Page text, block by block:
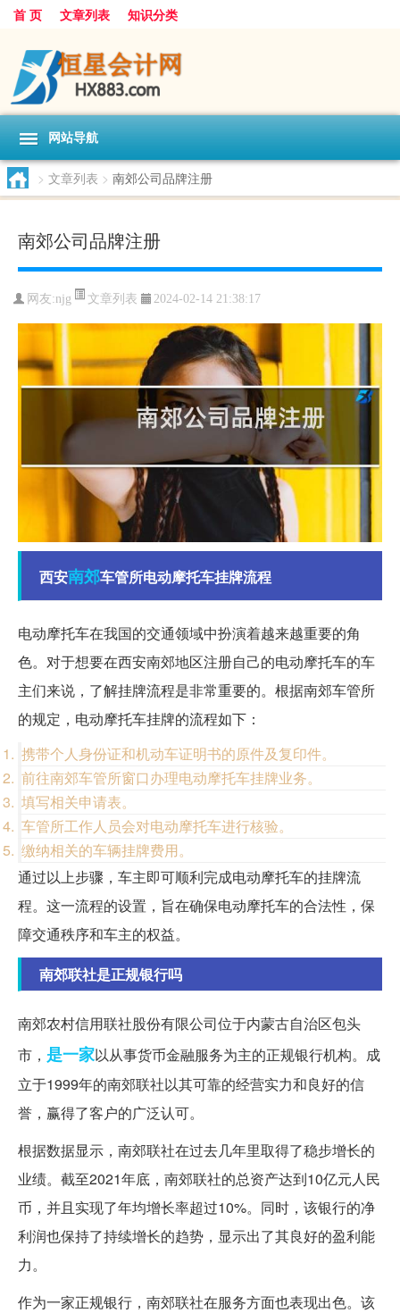
首 页 文章列表 知识分类
网站导航
> 文章列表 > 南郊公司品牌注册
南郊公司品牌注册
网友:njg 文章列表 2024-02-14 21:38:17
西安南郊车管所电动摩托车挂牌流程
电动摩托车在我国的交通领域中扮演着越来越重要的角
色。对于想要在西安南郊地区注册自己的电动摩托车的车
主们来说，了解挂牌流程是非常重要的。根据南郊车管所
的规定，电动摩托车挂牌的流程如下：
携带个人身份证和机动车证明书的原件及复印件。
前往南郊车管所窗口办理电动摩托车挂牌业务。
填写相关申请表。
车管所工作人员会对电动摩托车进行核验。
缴纳相关的车辆挂牌费用。
通过以上步骤，车主即可顺利完成电动摩托车的挂牌流
程。这一流程的设置，旨在确保电动摩托车的合法性，保
障交通秩序和车主的权益。
南郊联社是正规银行吗
南郊农村信用联社股份有限公司位于内蒙古自治区包头
市， 是一家以从事货币金融服务为主的正规银行机构。成
立于1999年的南郊联社以其可靠的经营实力和良好的信
誉，赢得了客户的广泛认可。
根据数据显示，南郊联社在过去几年里取得了稳步增长的
业绩。截至2021年底，南郊联社的总资产达到10亿元人民
币，并且实现了年均增长率超过10%。同时，该银行的净
利润也保持了持续增长的趋势，显示出了其良好的盈利能
力。
作为一家正规银行，南郊联社在服务方面也表现出色。该